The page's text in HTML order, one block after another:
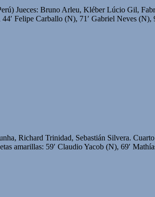
Jueces: Bruno Arleu, Kléber Lúcio Gil,
Felipe Carballo (N), 71′ Gabriel Neves
Richard Trinidad, Sebastián Silvera.
amarillas: 59′ Claudio Yacob (N), 69′